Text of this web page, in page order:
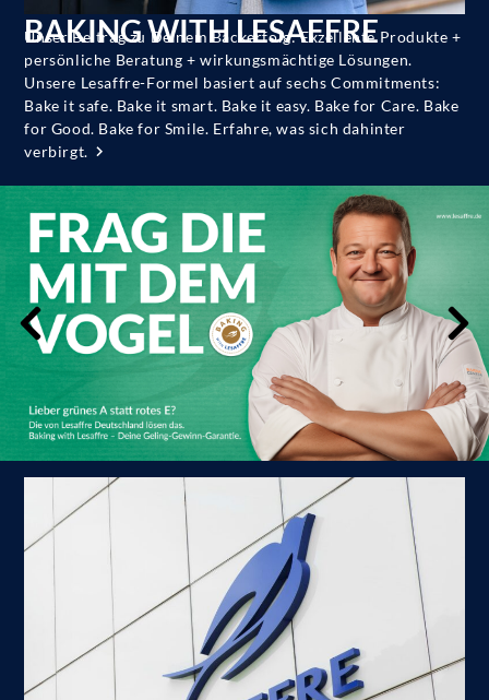
BAKING WITH LESAFFRE
Unser Beitrag zu Deinem Backerfolg: Exzellente Produkte +
persönliche Beratung + wirkungsmächtige Lösungen.
Unsere Lesaffre-Formel basiert auf sechs Commitments:
Bake it safe. Bake it smart. Bake it easy. Bake for Care. Bake
for Good. Bake for Smile. Erfahre, was sich dahinter
verbirgt.